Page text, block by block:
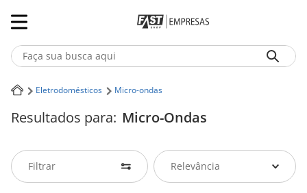
Faça sua busca aqui
Termos mais buscados
2ºNotebook
Eletrodomésticos Micro-ondas
Resultados para: Micro-Ondas
Filtrar Relevância